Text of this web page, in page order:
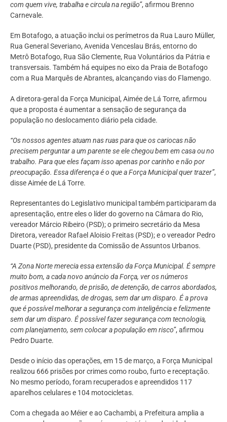
com quem vive, trabalha e circula na região”, afirmou Brenno
Carnevale.
Em Botafogo, a atuação inclui os perímetros da Rua Lauro Müller,
Rua General Severiano, Avenida Venceslau Brás, entorno do
Metrô Botafogo, Rua São Clemente, Rua Voluntários da Pátria e
transversais. Também há equipes no eixo da Praia de Botafogo
com a Rua Marquês de Abrantes, alcançando vias do Flamengo.
A diretora-geral da Força Municipal, Aimée de Lá Torre, afirmou
que a proposta é aumentar a sensação de segurança da
população no deslocamento diário pela cidade.
“Os nossos agentes atuam nas ruas para que os cariocas não
precisem perguntar a um parente se ele chegou bem em casa ou no
trabalho. Para que eles façam isso apenas por carinho e não por
preocupação. Essa diferença é o que a Força Municipal quer trazer”,
disse Aimée de Lá Torre.
Representantes do Legislativo municipal também participaram da
apresentação, entre eles o líder do governo na Câmara do Rio,
vereador Márcio Ribeiro (PSD); o primeiro secretário da Mesa
Diretora, vereador Rafael Aloisio Freitas (PSD); e o vereador Pedro
Duarte (PSD), presidente da Comissão de Assuntos Urbanos.
“A Zona Norte merecia essa extensão da Força Municipal. É sempre
muito bom, a cada novo anúncio da Força, ver os números
positivos melhorando, de prisão, de detenção, de carros abordados,
de armas apreendidas, de drogas, sem dar um disparo. É a prova
que é possível melhorar a segurança com inteligência e felizmente
sem dar um disparo. É possível fazer segurança com tecnologia,
com planejamento, sem colocar a população em risco”, afirmou
Pedro Duarte.
Desde o início das operações, em 15 de março, a Força Municipal
realizou 666 prisões por crimes como roubo, furto e receptação.
No mesmo período, foram recuperados e apreendidos 117
aparelhos celulares e 104 motocicletas.
Com a chegada ao Méier e ao Cachambi, a Prefeitura amplia a